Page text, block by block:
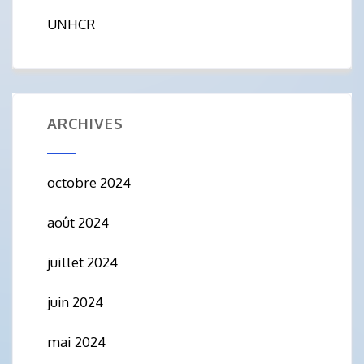
UNHCR
ARCHIVES
octobre 2024
août 2024
juillet 2024
juin 2024
mai 2024